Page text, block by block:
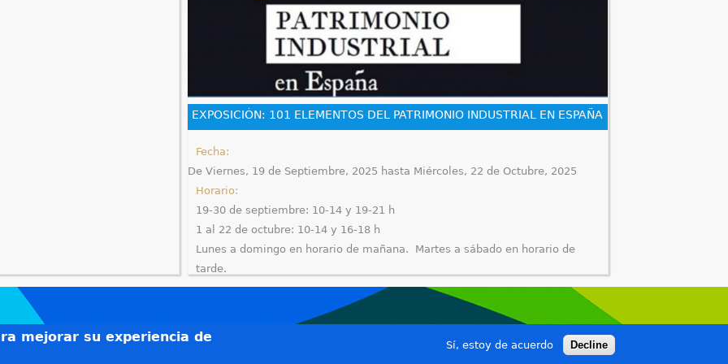
EXPOSICIÓN: 101 ELEMENTOS DEL PATRIMONIO INDUSTRIAL EN ESPAÑA
Fecha:
De Viernes, 19 de Septiembre, 2025 hasta Miércoles, 22 de Octubre, 2025
Horario:
19-30 de septiembre: 10-14 y 19-21 h
1 al 22 de octubre: 10-14 y 16-18 h
Lunes a domingo en horario de mañana. Martes a sábado en horario de
tarde.
En la Fábrica Azucarera Ntra. Sra. del Pilar (Museo del Azúcar)
Antiguo almacén de azúcar
mejorar su experiencia de
Sí, estoy de acuerdo Decline